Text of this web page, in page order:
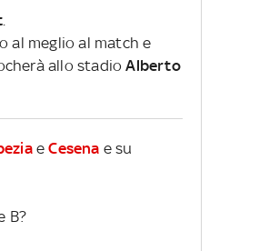
al meglio al match e
allo stadioAlberto
eCesena e su
B?